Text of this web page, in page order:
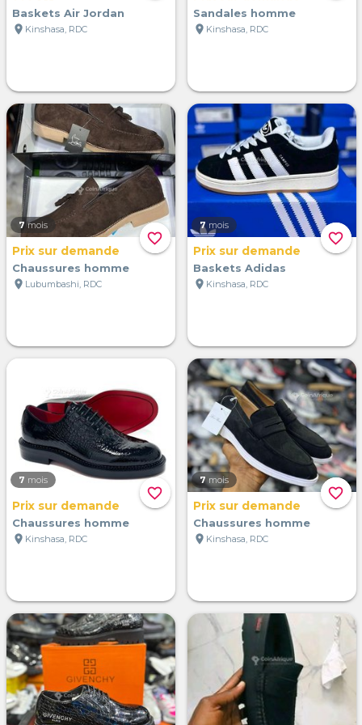
Baskets Air Jordan
location_on Kinshasa, RDC
Sandales homme
location_on Kinshasa, RDC
favorite_border
7 mois
Prix sur demande
Chaussures homme
location_on Lubumbashi, RDC
favorite_border
7 mois
Prix sur demande
Baskets Adidas
location_on Kinshasa, RDC
favorite_border
7 mois
Prix sur demande
Chaussures homme
location_on Kinshasa, RDC
favorite_border
7 mois
Prix sur demande
Chaussures homme
location_on Kinshasa, RDC